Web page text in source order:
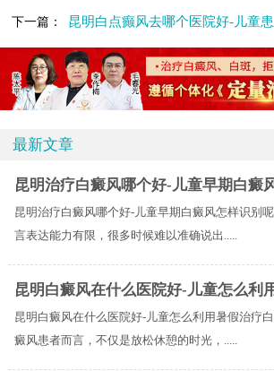
下一篇： 昆明白点癫风去哪个医院好-儿童患上
最新文章
昆明治疗白癜风哪个好-儿童早期白癜
昆明治疗白癜风哪个好-儿童早期白癜风怎样识别
言表达能力有限，很多时候难以准确说出.....
昆明白癜风在什么医院好-儿童怎么利
昆明白癜风在什么医院好-儿童怎么利用暑假治疗
癜风患者而言，不仅是放松休憩的时光，.....